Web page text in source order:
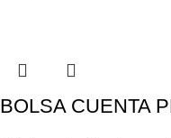
BOLSA CUENTA